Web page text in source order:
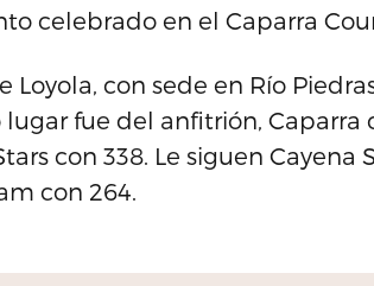
celebrado en el Caparra
Loyola, con sede en Río
fue del anfitrión, Caparra
con 338. Le siguen Cayena
con 264.